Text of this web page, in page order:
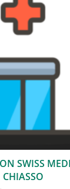
SWISS
CHIASSO